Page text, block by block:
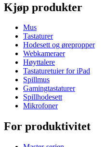
Kjøp produkter
Mus
Tastaturer
Hodesett og ørepropper
Webkameraer
Høyttalere
Tastaturetuier for iPad
Spillmus
Gamingtastaturer
Spillhodesett
Mikrofoner
For produktivitet